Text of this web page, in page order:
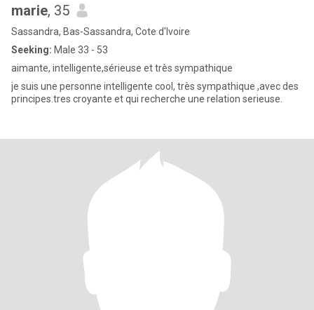
marie, 35
Sassandra, Bas-Sassandra, Cote d'Ivoire
Seeking: Male 33 - 53
aimante, intelligente,sérieuse et très sympathique
je suis une personne intelligente cool, très sympathique ,avec des
principes.tres croyante et qui recherche une relation serieuse.